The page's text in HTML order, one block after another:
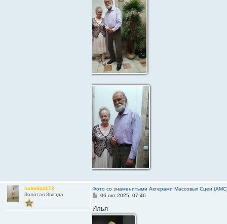
ludmila1172
Золотая Звезда
Фото со знаменитыми Актерами Массовых Сцен
С
о
б
06 окт 2025, 07:46
Илья